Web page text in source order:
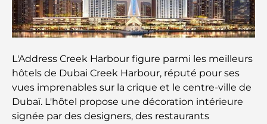
Palm Jebel Ali contre Palm Jumeirah : une
comparaison claire pour les acheteurs immobiliers
avisés
Découvrez Moon Island Dubai : votre guide ultime
À la découverte des sites historiques de Dubaï : un
voyage à travers le temps
L'Address Creek Harbour figure parmi les meilleurs
hôtels de Dubai Creek Harbour, réputé pour ses
vues imprenables sur la crique et le centre-ville de
Dubaï. L'hôtel propose une décoration intérieure
signée par des designers, des restaurants